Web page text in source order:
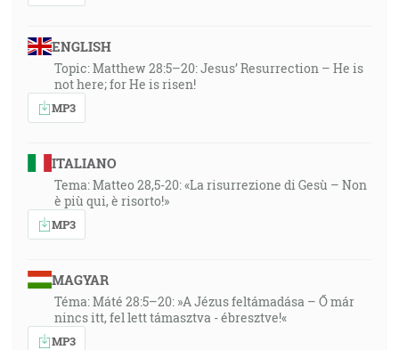
ENGLISH
Topic: Matthew 28:5–20: Jesus’ Resurrection – He is
not here; for He is risen!
MP3
ITALIANO
Tema: Matteo 28,5-20: «La risurrezione di Gesù – Non
è più qui, è risorto!»
MP3
MAGYAR
Téma: Máté 28:5–20: »A Jézus feltámadása – Ő már
nincs itt, fel lett támasztva - ébresztve!«
MP3